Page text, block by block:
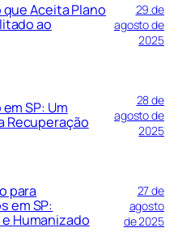
Aceita Plano
ao
29 de
agosto de
2025
SP: Um
Recuperação
28 de
agosto de
2025
para
em SP:
Humanizado
27 de
agosto
de 2025